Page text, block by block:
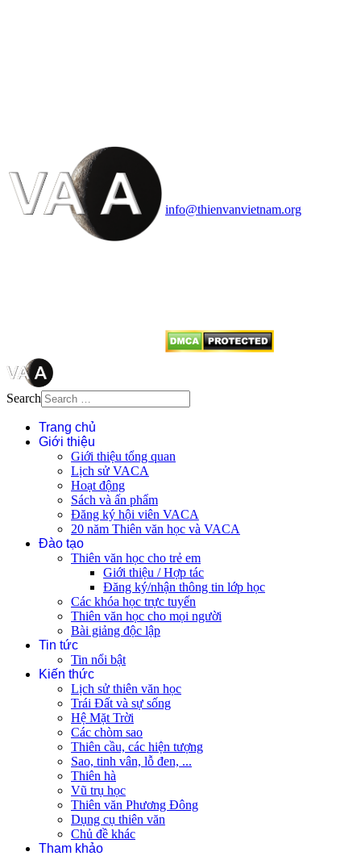
info@thienvanvietnam.org
Search
Trang chủ
Giới thiệu
Giới thiệu tổng quan
Lịch sử VACA
Hoạt động
Sách và ấn phẩm
Đăng ký hội viên VACA
20 năm Thiên văn học và VACA
Đào tạo
Thiên văn học cho trẻ em
Giới thiệu / Hợp tác
Đăng ký/nhận thông tin lớp học
Các khóa học trực tuyến
Thiên văn học cho mọi người
Bài giảng độc lập
Tin tức
Tin nổi bật
Kiến thức
Lịch sử thiên văn học
Trái Đất và sự sống
Hệ Mặt Trời
Các chòm sao
Thiên cầu, các hiện tượng
Sao, tinh vân, lỗ đen, ...
Thiên hà
Vũ trụ học
Thiên văn Phương Đông
Dụng cụ thiên văn
Chủ đề khác
Tham khảo